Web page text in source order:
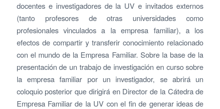
docentes e investigadores de la UV e invitados externos
(tanto profesores de otras universidades como
profesionales vinculados a la empresa familiar), a los
efectos de compartir y transferir conocimiento relacionado
con el mundo de la Empresa Familiar. Sobre la base de la
presentación de un trabajo de investigación en curso sobre
la empresa familiar por un investigador, se abrirá un
coloquio posterior que dirigirá en Director de la Cátedra de
Empresa Familiar de la UV con el fin de generar ideas de